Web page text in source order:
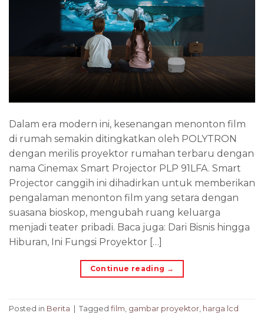
Dalam era modern ini, kesenangan menonton film
di rumah semakin ditingkatkan oleh POLYTRON
dengan merilis proyektor rumahan terbaru dengan
nama Cinemax Smart Projector PLP 91LFA. Smart
Projector canggih ini dihadirkan untuk memberikan
pengalaman menonton film yang setara dengan
suasana bioskop, mengubah ruang keluarga
menjadi teater pribadi. Baca juga: Dari Bisnis hingga
Hiburan, Ini Fungsi Proyektor […]
Continue reading →
Posted in Berita Tagged film, gambar proyektor, harga lcd